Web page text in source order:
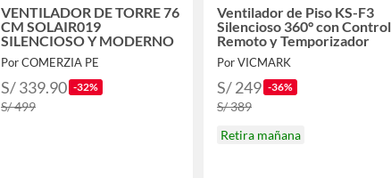
VENTILADOR DE TORRE 76
CM SOLAIR019
SILENCIOSO Y MODERNO
Por COMERZIA PE
S/ 339.90 -32%
S/ 499
Ventilador de Piso KS-F3
Silencioso 360° con Control
Remoto y Temporizador
Por VICMARK
S/ 249 -36%
S/ 389
Retira mañana